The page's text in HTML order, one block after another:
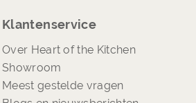
Klantenservice
Over Heart of the Kitchen
Showroom
Meest gestelde vragen